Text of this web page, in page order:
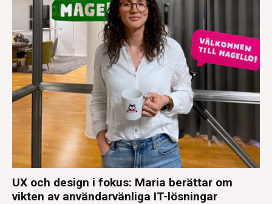
UX och design i fokus: Maria berättar om
vikten av användarvänliga IT-lösningar